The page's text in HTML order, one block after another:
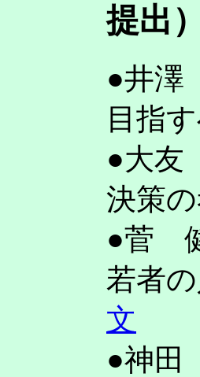
提出
●井澤
目指
●大友
決策
●菅
若者
文
●神田